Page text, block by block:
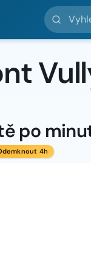
Vyhledej
po
4h